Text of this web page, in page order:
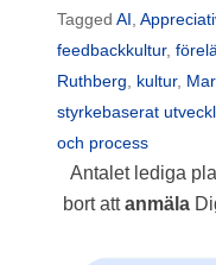
Tagged AI
feedbackkultur,
Ruthberg
kultur,
styrkebaserat
och process
Antalet lediga
bort attanmäla